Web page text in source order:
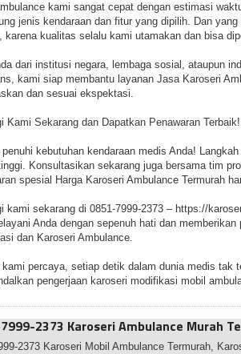
kami sangat cepat dengan estimasi
jenis kendaraan dan fitur yang dipilih. Dan
karena kualitas selalu kami utamakan dan bisa
dari institusi negara, lembaga sosial, ataupun
kami siap membantu layanan Jasa Karoseri
dan sesuai ekspektasi.
Kami Sekarang dan Dapatkan Penawaran Terbaik!
penuhi kebutuhan kendaraan medis Anda!
Konsultasikan sekarang juga bersama tim
spesial Harga Karoseri Ambulance Termurah
kami sekarang di 0851-7999-2373 – https://
Anda dengan sepenuh hati dan
dan Karoseri Ambulance.
kami percaya, setiap detik dalam dunia medis tak
pengerjaan karoseri modifikasi mobil
2373 Karoseri Ambulance Murah
2373 Karoseri Mobil Ambulance Termurah,